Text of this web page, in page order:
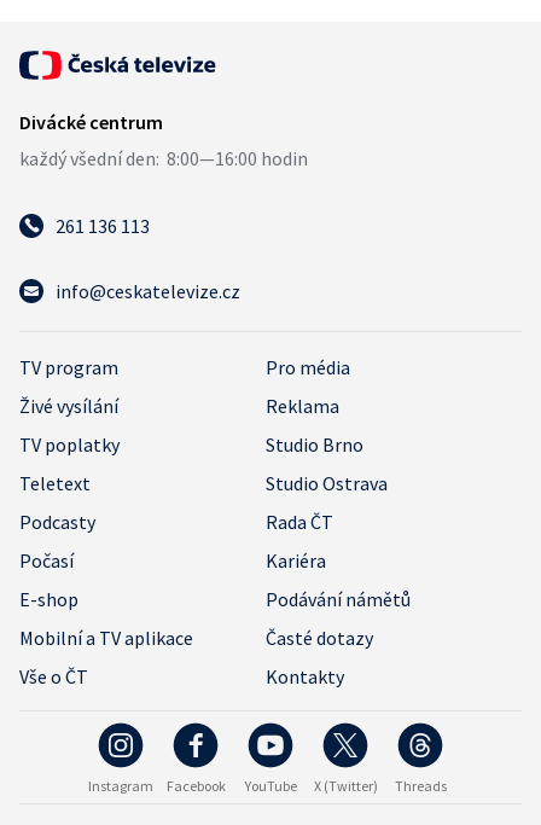
261 136 113
info@ceskatelevize.cz
TV program
Pro média
Živé vysílání
Reklama
TV poplatky
Studio Brno
Teletext
Studio Ostrava
Podcasty
Rada ČT
Počasí
Kariéra
E-shop
Podávání námětů
Mobilní a TV aplikace
Časté dotazy
Vše o ČT
Kontakty
Instagram Facebook YouTube X (Twitter) Threads